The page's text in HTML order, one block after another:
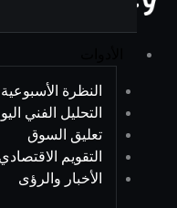
النظرة الأسبوعية
التحليل الفني
تعليق السوق
التقويم الاقتصادي
الأخبار والرؤى